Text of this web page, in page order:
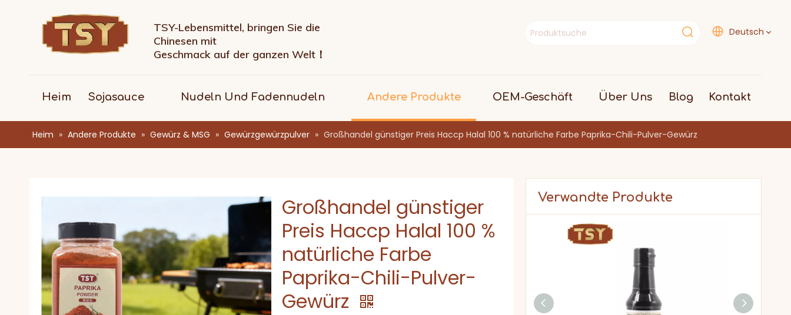
TSY-Lebensmittel, bringen Sie die
Chinesen mit
Geschmack auf der ganzen Welt！
Deutsch
Heim Sojasauce Nudeln Und Fadennudeln Andere Produkte OEM-Geschäft Über Uns Blog Kontakt
Heim » Andere Produkte » Gewürz & MSG » Gewürzgewürzpulver » Großhandel günstiger Preis Haccp Halal 100 % natürliche Farbe Paprika-Chili-Pulver-Gewürz
Großhandel günstiger
Preis Haccp Halal 100 %
natürliche Farbe
Paprika-Chili-Pulver-
Gewürz
Verwandte Produkte